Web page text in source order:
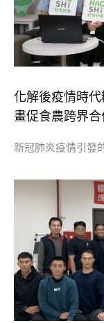
化解後疫情時
畫促食農跨界合
新冠肺炎疫情引發